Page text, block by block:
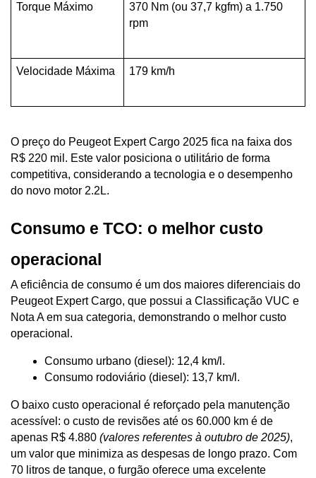
Torque Máximo
370 Nm (ou 37,7 kgfm) a 1.750
rpm
Velocidade Máxima 179 km/h
O preço do Peugeot Expert Cargo 2025 fica na faixa dos
R$ 220 mil. Este valor posiciona o utilitário de forma
competitiva, considerando a tecnologia e o desempenho
do novo motor 2.2L.
Consumo e TCO: o melhor custo
operacional
A eficiência de consumo é um dos maiores diferenciais do
Peugeot Expert Cargo, que possui a Classificação VUC e
Nota A em sua categoria, demonstrando o melhor custo
operacional.
Consumo urbano (diesel): 12,4 km/l.
Consumo rodoviário (diesel): 13,7 km/l.
O baixo custo operacional é reforçado pela manutenção
acessível: o custo de revisões até os 60.000 km é de
apenas R$ 4.880 (valores referentes à outubro de 2025),
um valor que minimiza as despesas de longo prazo. Com
70 litros de tanque, o furgão oferece uma excelente